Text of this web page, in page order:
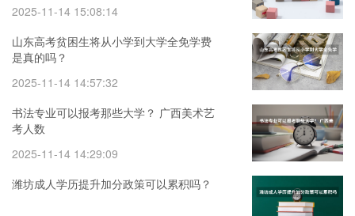
2025-11-14 15:08:14
山东高考贫困生将从小学到大学全免学费
是真的吗？
2025-11-14 14:57:32
书法专业可以报考那些大学？ 广西美术艺
考人数
2025-11-14 14:29:09
潍坊成人学历提升加分政策可以累积吗？